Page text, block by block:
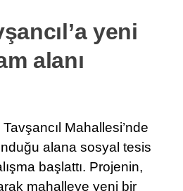
yeni
alanı
Mahallesi’nde
alana sosyal tesis
başlattı. Projenin,
mahalleye yeni bir